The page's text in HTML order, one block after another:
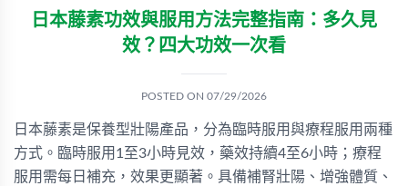
日本藤素功效與服用方法完整指南：多久見
效？四大功效一次看
POSTED ON 07/29/2026
日本藤素是保養型壯陽產品，分為臨時服用與療程服用兩種
方式。臨時服用1至3小時見效，藥效持續4至6小時；療程
服用需每日補充，效果更顯著。具備補腎壯陽、增強體質、